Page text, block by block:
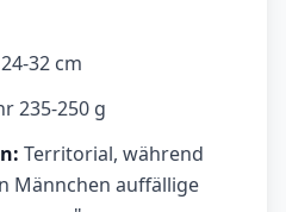
32 cm
235-250 g
Territorial, während
Männchen auffällige